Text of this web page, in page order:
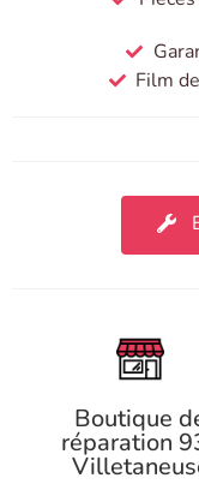
Film
Boutique
réparation